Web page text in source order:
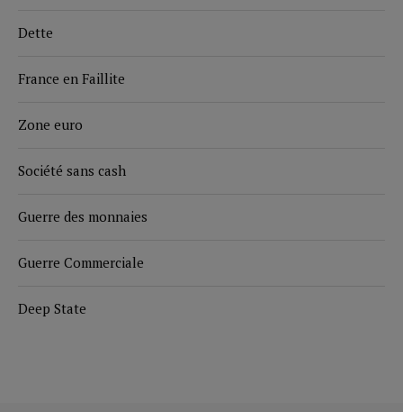
Dette
France en Faillite
Zone euro
Société sans cash
Guerre des monnaies
Guerre Commerciale
Deep State